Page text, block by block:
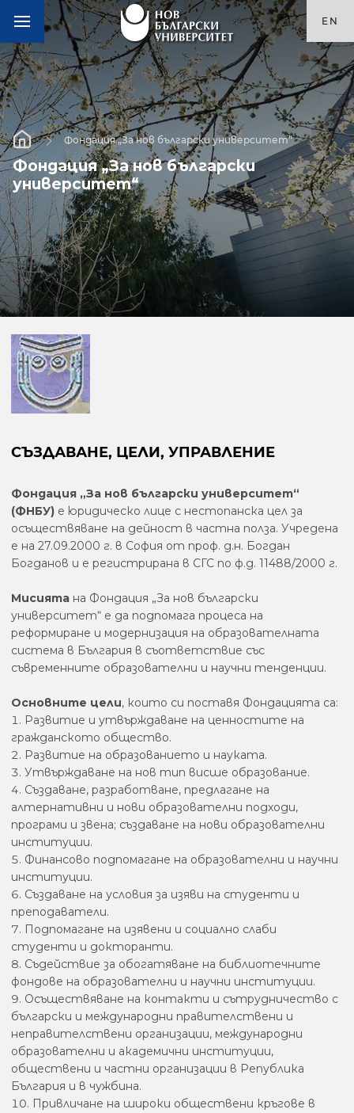
EN
Фондация „За нов български университет“
Фондация „За нов български
университет“
СЪЗДАВАНЕ, ЦЕЛИ, УПРАВЛЕНИЕ
Фондация „За нов български университет“
(ФНБУ) е юридическо лице с нестопанска цел за
осъществяване на дейност в частна полза. Учредена
е на 27.09.2000 г. в София от проф. д.н. Богдан
Богданов и е регистрирана в СГС по ф.д. 11488/2000 г.
Мисията на Фондация „За нов български
университет“ е да подпомага процеса на
реформиране и модернизация на образователната
система в България в съответствие със
съвременните образователни и научни тенденции.
Основните цели, които си поставя Фондацията са:
Развитие и утвърждаване на ценностите на
гражданското общество.
Развитие на образованието и науката.
Утвърждаване на нов тип висше образование.
Създаване, разработване, предлагане на
алтернативни и нови образователни подходи,
програми и звена; създаване на нови образователни
институции.
Финансово подпомагане на образователни и научни
институции.
Създаване на условия за изяви на студенти и
преподаватели.
Подпомагане на изявени и социално слаби
студенти и докторанти.
Съдействие за обогатяване на библиотечните
фондове на образователни и научни институции.
Осъществяване на контакти и сътрудничество с
български и международни правителствени и
неправителствени организации, международни
образователни и академични институции,
обществени и частни организации в Република
България и в чужбина.
Привличане на широки обществени кръгове в